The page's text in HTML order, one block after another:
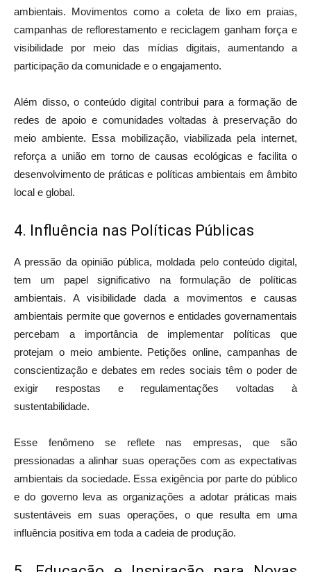
ambientais. Movimentos como a coleta de lixo em praias,
campanhas de reflorestamento e reciclagem ganham força e
visibilidade por meio das mídias digitais, aumentando a
participação da comunidade e o engajamento.
Além disso, o conteúdo digital contribui para a formação de
redes de apoio e comunidades voltadas à preservação do
meio ambiente. Essa mobilização, viabilizada pela internet,
reforça a união em torno de causas ecológicas e facilita o
desenvolvimento de práticas e políticas ambientais em âmbito
local e global.
4. Influência nas Políticas Públicas
A pressão da opinião pública, moldada pelo conteúdo digital,
tem um papel significativo na formulação de políticas
ambientais. A visibilidade dada a movimentos e causas
ambientais permite que governos e entidades governamentais
percebam a importância de implementar políticas que
protejam o meio ambiente. Petições online, campanhas de
conscientização e debates em redes sociais têm o poder de
exigir respostas e regulamentações voltadas à
sustentabilidade.
Esse fenômeno se reflete nas empresas, que são
pressionadas a alinhar suas operações com as expectativas
ambientais da sociedade. Essa exigência por parte do público
e do governo leva as organizações a adotar práticas mais
sustentáveis em suas operações, o que resulta em uma
influência positiva em toda a cadeia de produção.